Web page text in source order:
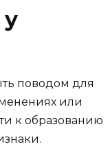
поводом для
или
к образованию